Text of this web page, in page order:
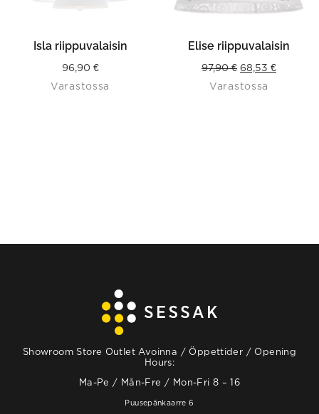
Isla riippuvalaisin
96,90 €
Varastossa
Elise riippuvalaisin
97,90€ Original
price
68,53 €Current
Varastossa
Showroom Store Outlet Avoinna / Öppettider / Opening
Hours:
Ma-Pe / Mån-Fre / Mon-Fri 8 – 16
Puusepänkaarre 6